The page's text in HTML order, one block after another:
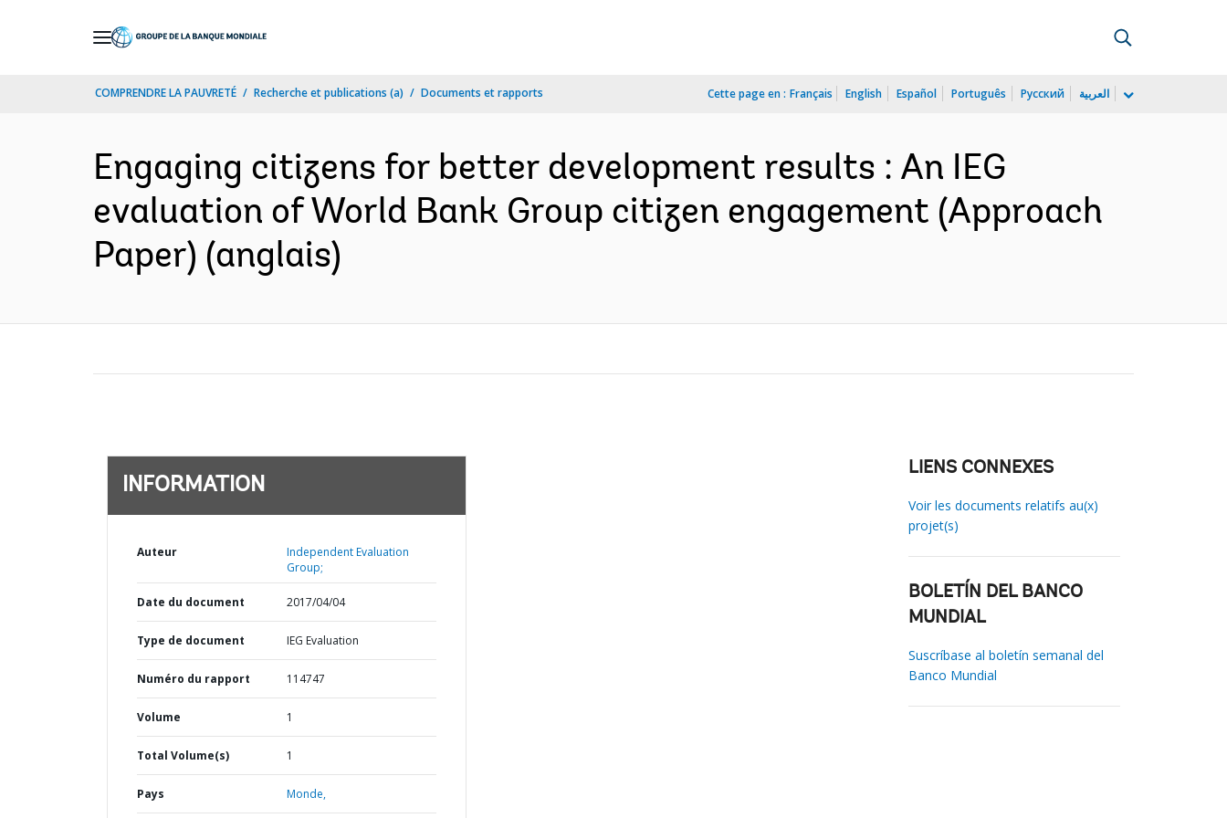
COMPRENDRE LA PAUVRETÉ Recherche et publications (a) Documents et rapports Cette page en : Français English Español Português Русский العربية
Engaging citizens for better development results : An IEG
evaluation of World Bank Group citizen engagement (Approach
Paper) (anglais)
INFORMATION
Auteur
Independent Evaluation
Group;
Date du document 2017/04/04
Type de document IEG Evaluation
Numéro du rapport 114747
Volume 1
Total Volume(s) 1
Pays Monde,
LIENS CONNEXES
Voir les documents relatifs au(x)
projet(s)
BOLETÍN DEL BANCO
MUNDIAL
Suscríbase al boletín semanal del
Banco Mundial